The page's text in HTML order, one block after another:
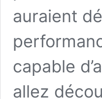
auraient
capable
allez